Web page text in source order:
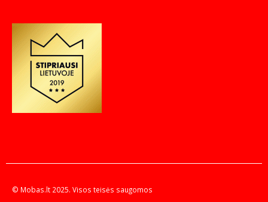
© Mobas.lt 2025. Visos teisės saugomos